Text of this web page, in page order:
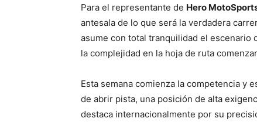
Para el representante de Hero
antesala de lo que será la verdadera
asume con total tranquilidad el escenario
la complejidad en la hoja de ruta
Esta semana comienza la competencia y
de abrir pista, una posición de alta
destaca internacionalmente por su